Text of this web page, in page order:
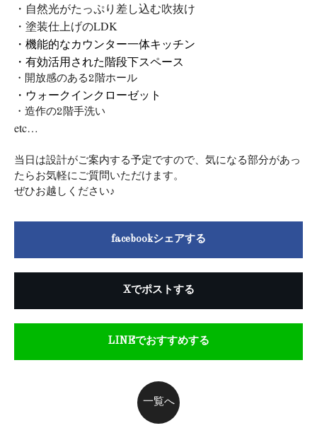
・自然光がたっぷり差し込む吹抜け
・塗装仕上げのLDK
・機能的なカウンター一体キッチン
・有効活用された階段下スペース
・開放感のある2階ホール
・ウォークインクローゼット
・造作の2階手洗い
etc…
当日は設計がご案内する予定ですので、気になる部分があっ
たらお気軽にご質問いただけます。
ぜひお越しください♪
facebookシェアする
Xでポストする
LINEでおすすめする
一覧へ